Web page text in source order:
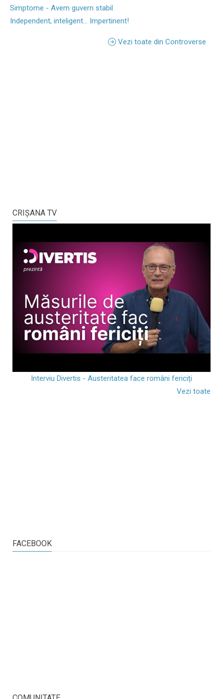
Simptome - Avem guvern stabil
Independent, inteligent... Impertinent!
Vezi toate din Controverse
CRIŞANA TV
Interviu Divertis - Austeritatea face români fericiți
Vezi toate
FACEBOOK